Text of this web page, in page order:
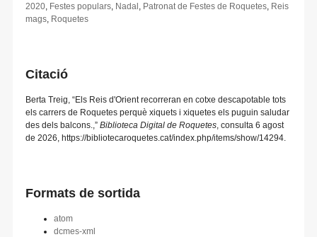
2020 Festes populars Nadal Patronat de Festes de Roquetes Reis
mags Roquetes
Citació
Berta Treig, “Els Reis d'Orient recorreran en cotxe descapotable tots
els carrers de Roquetes perquè xiquets i xiquetes els puguin saludar
des dels balcons.,” Biblioteca Digital de Roquetes , consulta 6 agost
de 2026, https://bibliotecaroquetes.cat/index.php/items/show/14294
Formats de sortida
atom
dcmes-xml